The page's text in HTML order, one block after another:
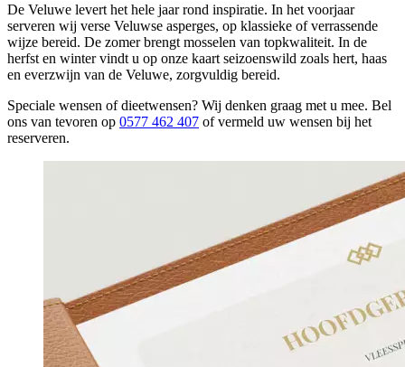
De Veluwe levert het hele jaar rond inspiratie. In het voorjaar
serveren wij verse Veluwse asperges, op klassieke of verrassende
wijze bereid. De zomer brengt mosselen van topkwaliteit. In de
herfst en winter vindt u op onze kaart seizoenswild zoals hert, haas
en everzwijn van de Veluwe, zorgvuldig bereid.
Speciale wensen of dieetwensen? Wij denken graag met u mee. Bel
ons van tevoren op 0577 462 407 of vermeld uw wensen bij het
reserveren.